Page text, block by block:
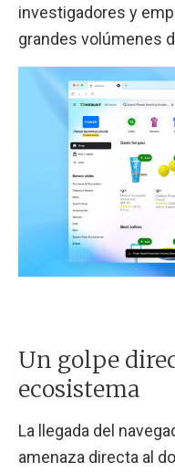
investigadores y
grandes volúmenes
Un golpe
ecosistema
La llegada del
amenaza directa al